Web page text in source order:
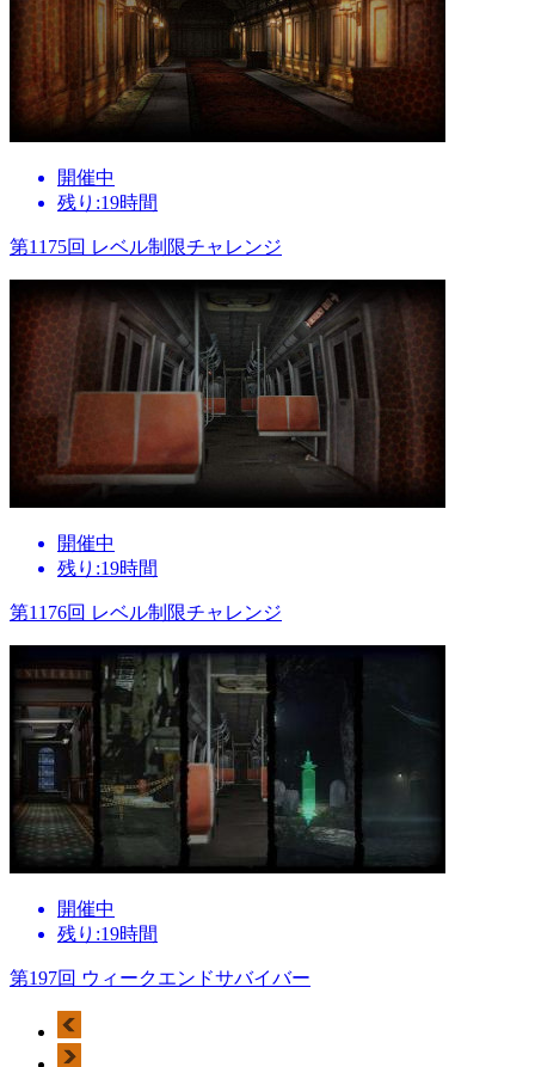
開催中
残り:19時間
第1175回 レベル制限チャレンジ
開催中
残り:19時間
第1176回 レベル制限チャレンジ
開催中
残り:19時間
第197回 ウィークエンドサバイバー